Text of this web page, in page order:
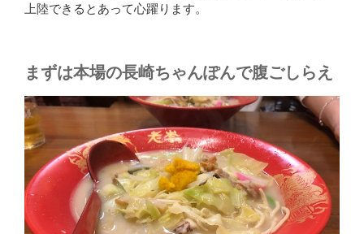
上陸できるとあって心躍ります。
まずは本場の長崎ちゃんぽんで腹ごしらえ